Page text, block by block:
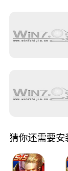
猜你还需要安